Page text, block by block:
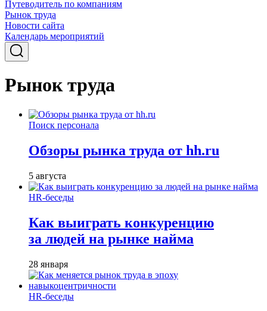
Путеводитель по компаниям
Рынок труда
Новости сайта
Календарь мероприятий
Рынок труда
Поиск персонала
Обзоры рынка труда от hh.ru
5 августа
HR-беседы
Как выиграть конкуренцию
за людей на рынке найма
28 января
HR-беседы